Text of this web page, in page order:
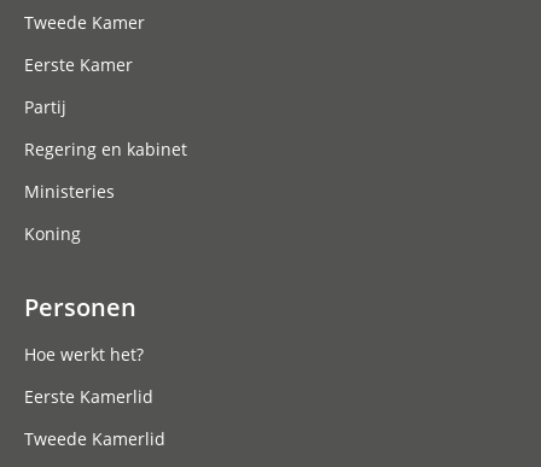
Tweede Kamer
Eerste Kamer
Partij
Regering en kabinet
Ministeries
Koning
Personen
Hoe werkt het?
Eerste Kamerlid
Tweede Kamerlid